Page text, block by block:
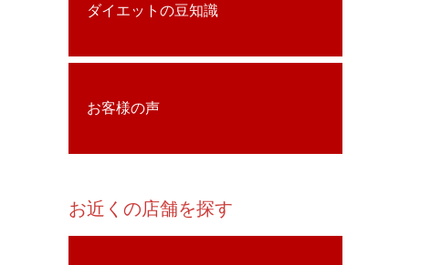
ダイエットの豆知識
お客様の声
お近くの店舗を探す